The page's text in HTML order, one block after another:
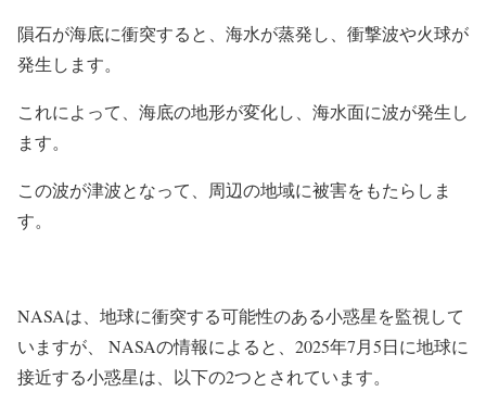
隕石が海底に衝突すると、海水が蒸発し、衝撃波や火球が
発生します。
これによって、海底の地形が変化し、海水面に波が発生し
ます。
この波が津波となって、周辺の地域に被害をもたらしま
す。
NASAは、地球に衝突する可能性のある小惑星を監視して
いますが、 NASAの情報によると、2025年7月5日に地球に
接近する小惑星は、以下の2つとされています。